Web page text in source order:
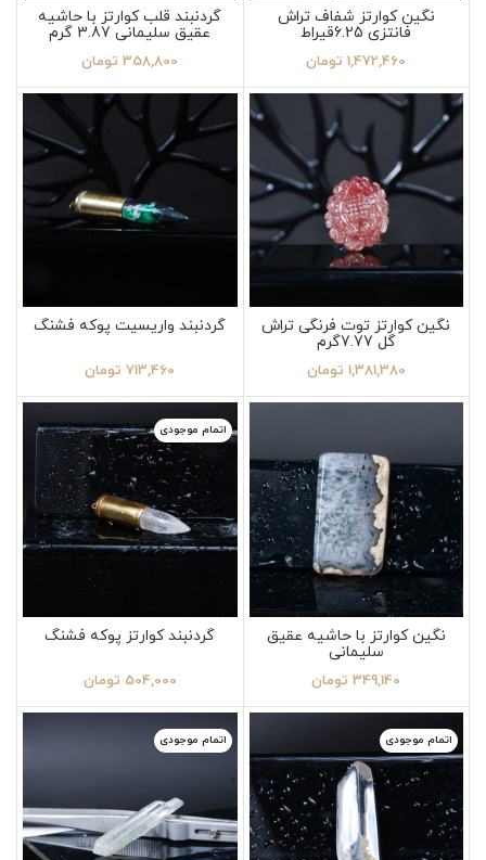
نگین کوارتز شفاف تراش
فانتزی 6.25قیراط
1,472,460 تومان
گردنبند قلب کوارتز با حاشیه
عقیق سلیمانی 3.87 گرم
358,800 تومان
نگین کوارتز توت فرنگی تراش
گل 7.77گرم
1,381,380 تومان
گردنبند واریسیت پوکه فشنگ
713,460 تومان
نگین کوارتز با حاشیه عقیق
سلیمانی
349,140 تومان
اتمام موجودی
گردنبند کوارتز پوکه فشنگ
504,000 تومان
اتمام موجودی اتمام موجودی